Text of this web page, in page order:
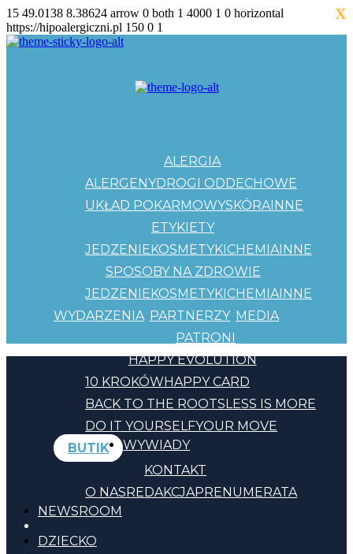
15 49.0138 8.38624 arrow 0 both 1 4000 1 0 horizontal
https://hipoalergiczni.pl 150 0 1
ALERGIA
ALERGENYDROGI ODDECHOWE
UKŁAD POKARMOWYSKÓRAINNE
ETYKIETY
JEDZENIEKOSMETYKICHEMIAINNE
SPOSOBY NA ZDROWIE
JEDZENIEKOSMETYKICHEMIAINNE
WYDARZENIA PARTNERZY
PATRONI
MEDIA
HAPPY EVOLUTION
10 KROKÓWHAPPY CARD
BACK TO THE ROOTSLESS IS MORE
DO IT YOURSELFYOUR MOVE
BUTIK
KONTAKT
O NASREDAKCJAPRENUMERATA
WYWIADY
NEWSROOM
DZIECKO
X